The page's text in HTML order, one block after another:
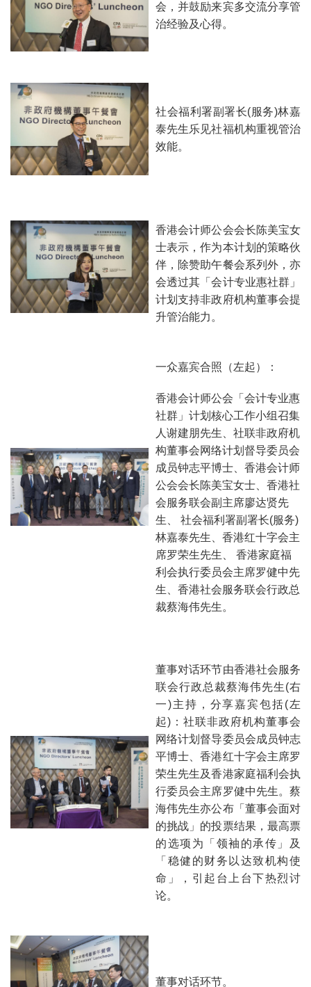
会，并鼓励来宾多交流分享管
治经验及心得。
社会福利署副署长(服务)林嘉
泰先生乐见社福机构重视管治
效能。
香港会计师公会会长陈美宝女
士表示，作为本计划的策略伙
伴，除赞助午餐会系列外，亦
会透过其「会计专业惠社群」
计划支持非政府机构董事会提
升管治能力。
一众嘉宾合照（左起）：
香港会计师公会「会计专业惠
社群」计划核心工作小组召集
人谢建朋先生、社联非政府机
构董事会网络计划督导委员会
成员钟志平博士、香港会计师
公会会长陈美宝女士、香港社
会服务联会副主席廖达贤先
生、 社会福利署副署长(服务)
林嘉泰先生、香港红十字会主
席罗荣生先生、 香港家庭福
利会执行委员会主席罗健中先
生、香港社会服务联会行政总
裁蔡海伟先生。
董事对话环节由香港社会服务
联会行政总裁蔡海伟先生(右
一)主持，分享嘉宾包括(左
起)：社联非政府机构董事会
网络计划督导委员会成员钟志
平博士、香港红十字会主席罗
荣生先生及香港家庭福利会执
行委员会主席罗健中先生。蔡
海伟先生亦公布「董事会面对
的挑战」的投票结果，最高票
的选项为「领袖的承传」及
「稳健的财务以达致机构使
命」，引起台上台下热烈讨
论。
董事对话环节。